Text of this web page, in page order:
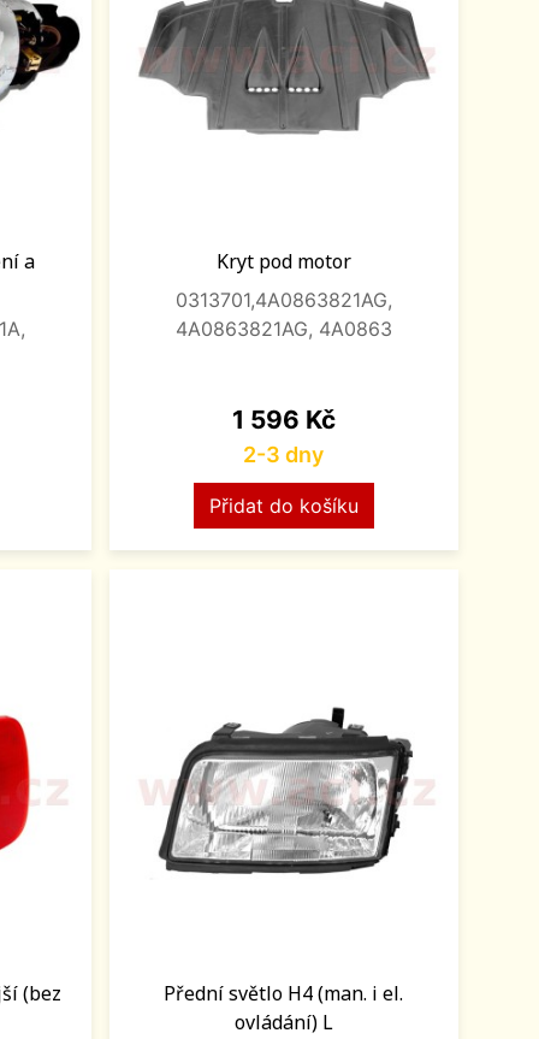
a
Kryt pod motor
0313701,4A0863821AG,
4A0863821AG, 4A0863
Cena
1 596 Kč
2-3 dny
Přidat do košíku
(bez
Přední světlo H4 (man. i el.
ovládání) L